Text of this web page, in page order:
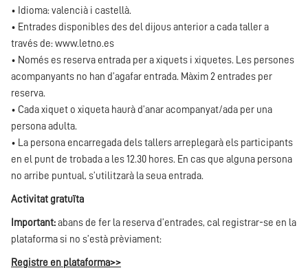
• Idioma: valencià i castellà.
• Entrades disponibles des del dijous anterior a cada taller a
través de: www.letno.es
• Només es reserva entrada per a xiquets i xiquetes. Les persones
acompanyants no han d’agafar entrada. Màxim 2 entrades per
reserva.
• Cada xiquet o xiqueta haurà d’anar acompanyat/ada per una
persona adulta.
• La persona encarregada dels tallers arreplegarà els participants
en el punt de trobada a les 12.30 hores. En cas que alguna persona
no arribe puntual, s’utilitzarà la seua entrada.
Activitat gratuïta
Important: abans de fer la reserva d’entrades, cal registrar-se en la
plataforma si no s’està prèviament:
Registre en plataforma>>